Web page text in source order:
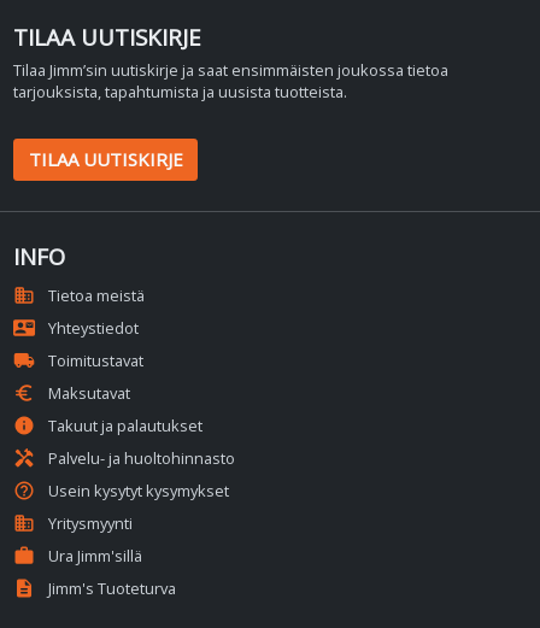
TILAA UUTISKIRJE
Tilaa Jimm’sin uutiskirje ja saat ensimmäisten joukossa tietoa
tarjouksista, tapahtumista ja uusista tuotteista.
TILAA UUTISKIRJE
INFO
domain
Tietoa meistä
contact_mail
Yhteystiedot
local_shipping
Toimitustavat
euro
Maksutavat
info
Takuut ja palautukset
handyman
Palvelu- ja huoltohinnasto
help_outline
Usein kysytyt kysymykset
business
Yritysmyynti
work
Ura Jimm'sillä
description
Jimm's Tuoteturva